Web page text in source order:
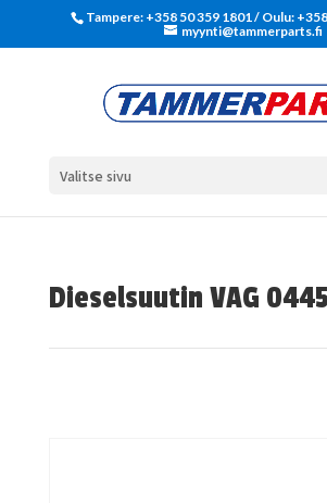
Tampere: +358 50 359 1801‬ / Oulu:
myynti@tammerparts.fi
Valitse sivu
Dieselsuutin VAG